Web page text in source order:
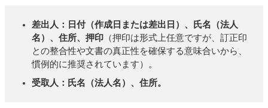
差出人：日付（作成日または差出日）、氏名（法人
名）、住所、押印 （押印は形式上任意ですが、訂正印
との整合性や文書の真正性を確保する意味合いから、
慣例的に推奨されています）。
受取人：氏名（法人名）、住所。